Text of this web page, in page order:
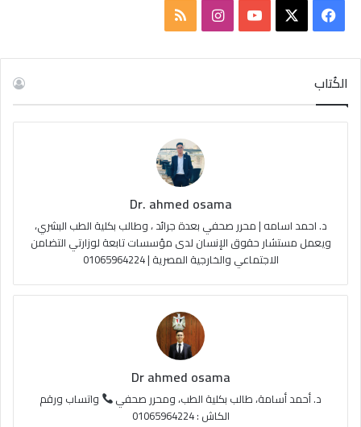
س
ب
u
e
ت
ا
م
ص
ا
ل
م
و
R
S
S
الكُتاب
Dr. ahmed osama
د. احمد اسامه | محرر صحفي بعدة جرائد ، وطالب بكلية الطب البشري،
ويعمل مستشار حقوق الإنسان لدى مؤسسات تابعة لوزارتي التضامن
الاجتماعي والخارجية المصرية | 01065964224
Dr ahmed osama
د. أحمد أسامة، طالب بكلية الطب، ومحرر صحفي
واتساب ورقم
الكاش : 01065964224